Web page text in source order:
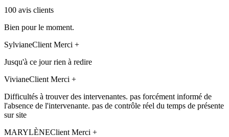
100 avis clients
Bien pour le moment.
SylvianeClient Merci +
Jusqu'à ce jour rien à redire
VivianeClient Merci +
Difficultés à trouver des intervenantes. pas forcément informé de
l'absence de l'intervenante. pas de contrôle réel du temps de présente
sur site
MARYLÈNEClient Merci +